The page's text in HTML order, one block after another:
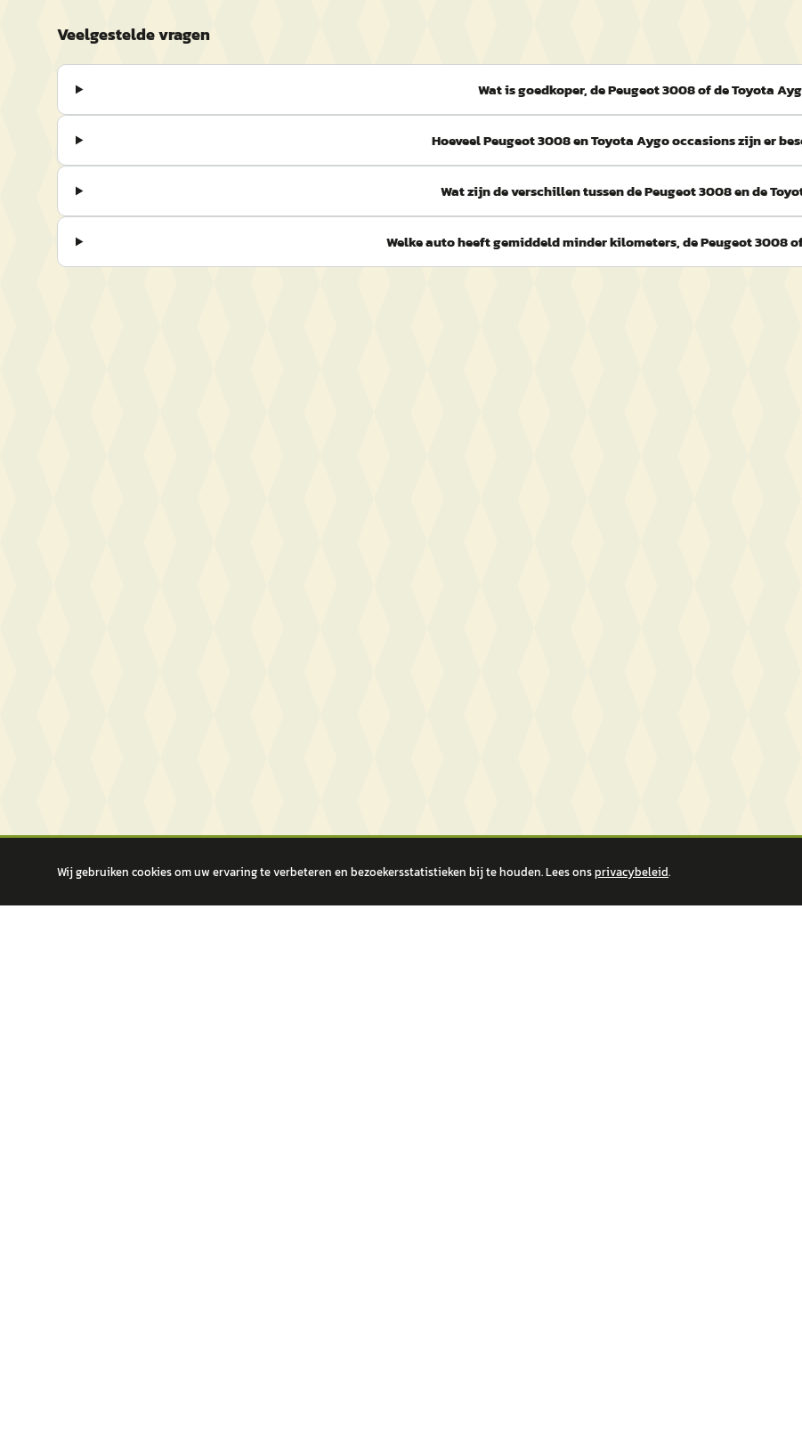
Veelgestelde vragen
Wat is goedkoper, de Peugeot 3008 of de Toyota
Hoeveel Peugeot 3008 en Toyota Aygo occasions zijn er
Wat zijn de verschillen tussen de Peugeot 3008 en de
Welke auto heeft gemiddeld minder kilometers, de Peugeot 3008
Wij gebruiken cookies om uw ervaring te verbeteren en bezoekersstatistieken bij te houden. Lees onsprivacybeleid.